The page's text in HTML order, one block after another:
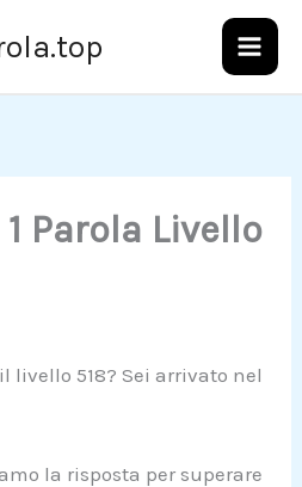
Parola Livello
livello 518? Sei arrivato nel
la risposta per superare